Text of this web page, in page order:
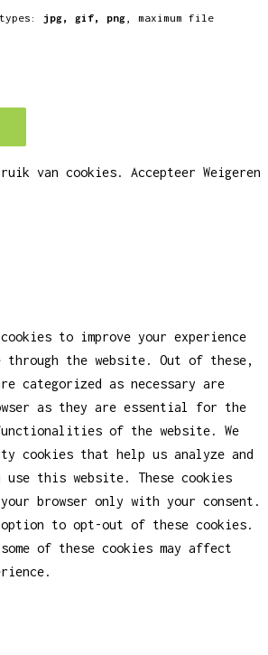
jpg, gif, png, maximum file
van cookies. Accepteer Weigeren
to improve your experience
through the website. Out of these,
categorized as necessary are
as they are essential for the
of the website. We
cookies that help us analyze and
use this website. These cookies
browser only with your consent.
option to opt-out of these cookies.
of these cookies may affect